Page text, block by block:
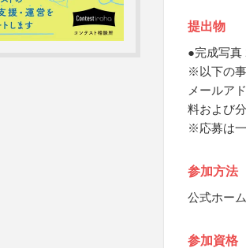
提出物
●完成写真
※以下の
メールア
料および
※応募は
参加方法
公式ホー
参加資格